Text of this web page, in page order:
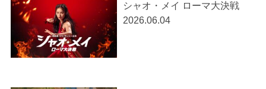
シャオ・メイ ローマ大決戦
2026.06.04